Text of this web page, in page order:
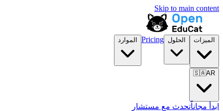
Skip to main content
الميزات الحلول Pricing الموارد
🇸🇦AR
ابدأ مجاناًتحدث مع مستشار